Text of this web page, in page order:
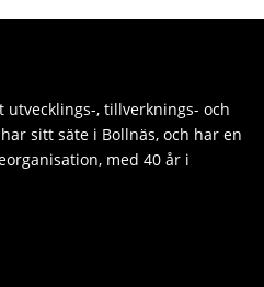
utvecklings-, tillverknings- och
sitt säte i Bollnäs, och har en
med 40 år i